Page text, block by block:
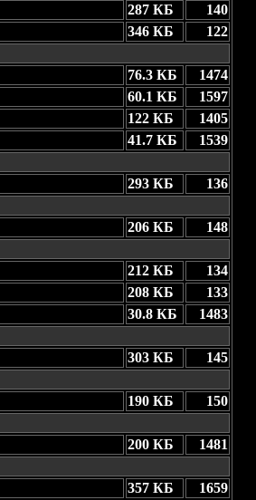
287 КБ
140
346 КБ
122
76.3 КБ
1474
60.1 КБ
1597
122 КБ
1405
41.7 КБ
1539
293 КБ
136
206 КБ
148
212 КБ
134
208 КБ
133
30.8 КБ
1483
303 КБ
145
190 КБ
150
200 КБ
1481
357 КБ
1659